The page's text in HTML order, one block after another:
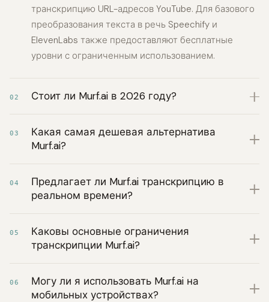
транскрипцию URL-адресов YouTube. Для базового
преобразования текста в речь Speechify и
ElevenLabs также предоставляют бесплатные
уровни с ограниченным использованием.
02 Стоит ли Murf.ai в 2026 году?
03
Какая самая дешевая альтернатива
Murf.ai?
04
Предлагает ли Murf.ai транскрипцию в
реальном времени?
05
Каковы основные ограничения
транскрипции Murf.ai?
06
Могу ли я использовать Murf.ai на
мобильных устройствах?